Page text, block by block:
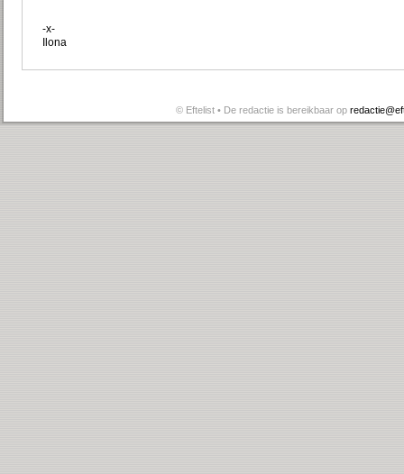
-x-
Ilona
© Eftelist • De redactie is bereikbaar op